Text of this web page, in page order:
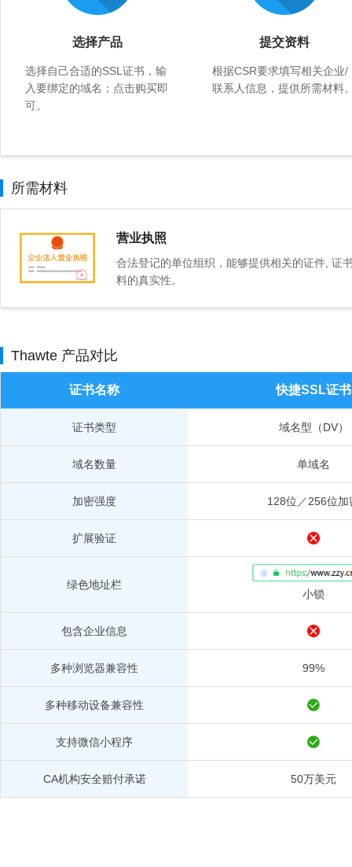
选择产品
选择自己合适的SSL证书，输
入要绑定的域名；点击购买即
可。
提交资料
根据CSR要求填写相关企业/
联系人信息，提供所需材料
所需材料
营业执照
合法登记的单位组织，能够提供相关的证件, 证
料的真实性。
Thawte 产品对比
证书名称 快捷SSL证书
证书类型 域名型（DV）
域名数量 单域名
加密强度 128位／256位加
扩展验证
绿色地址栏
小锁
包含企业信息
多种浏览器兼容性 99%
多种移动设备兼容性
支持微信小程序
CA机构安全赔付承诺 50万美元